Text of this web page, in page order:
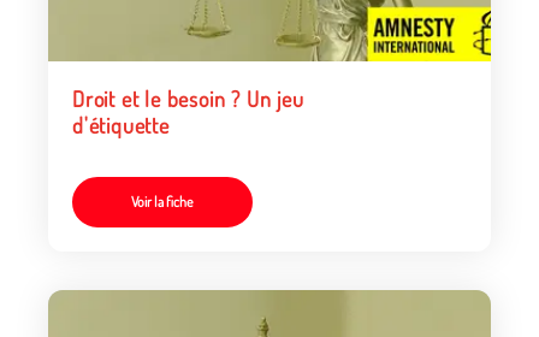
Droit et le besoin ? Un jeu
d'étiquette
Voir la fiche